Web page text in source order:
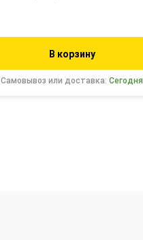
Самовывоз или доставка:Сегодня
В корзину